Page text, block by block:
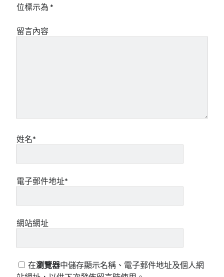
位標示為*
留言內容
姓名*
電子郵件地址*
網站網址
在瀏覽器中儲存顯示名稱、電子郵件地址及個人網